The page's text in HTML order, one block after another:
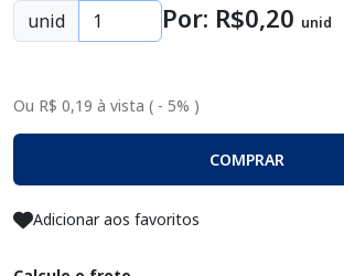
unid Por: R$0,20 unid
Ou R$ 0,19 à vista ( - 5% )
COMPRAR
Adicionar aos favoritos